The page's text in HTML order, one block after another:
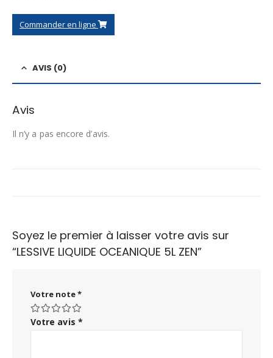
Commander en ligne
AVIS (0)
Avis
Il n’y a pas encore d’avis.
Soyez le premier à laisser votre avis sur
“LESSIVE LIQUIDE OCEANIQUE 5L ZEN”
Votre note*
Votre avis *